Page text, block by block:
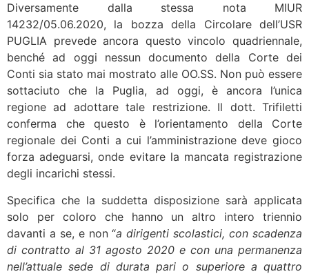
Diversamente dalla stessa nota MIUR
14232/05.06.2020, la bozza della Circolare dell’USR
PUGLIA prevede ancora questo vincolo quadriennale,
benché ad oggi nessun documento della Corte dei
Conti sia stato mai mostrato alle OO.SS. Non può essere
sottaciuto che la Puglia, ad oggi, è ancora l’unica
regione ad adottare tale restrizione. Il dott. Trifiletti
conferma che questo è l’orientamento della Corte
regionale dei Conti a cui l’amministrazione deve gioco
forza adeguarsi, onde evitare la mancata registrazione
degli incarichi stessi.
Specifica che la suddetta disposizione sarà applicata
solo per coloro che hanno un altro intero triennio
davanti a se, e non “a dirigenti scolastici, con scadenza
di contratto al 31 agosto 2020 e con una permanenza
nell’attuale sede di durata pari o superiore a quattro